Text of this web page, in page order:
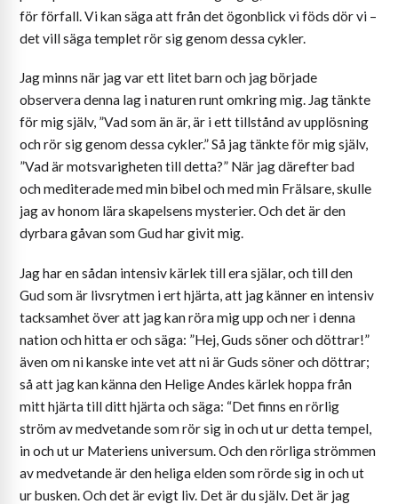
för förfall. Vi kan säga att från det ögonblick vi föds dör vi –
det vill säga templet rör sig genom dessa cykler.
Jag minns när jag var ett litet barn och jag började
observera denna lag i naturen runt omkring mig. Jag tänkte
för mig själv, ”Vad som än är, är i ett tillstånd av upplösning
och rör sig genom dessa cykler.” Så jag tänkte för mig själv,
”Vad är motsvarigheten till detta?” När jag därefter bad
och mediterade med min bibel och med min Frälsare, skulle
jag av honom lära skapelsens mysterier. Och det är den
dyrbara gåvan som Gud har givit mig.
Jag har en sådan intensiv kärlek till era själar, och till den
Gud som är livsrytmen i ert hjärta, att jag känner en intensiv
tacksamhet över att jag kan röra mig upp och ner i denna
nation och hitta er och säga: ”Hej, Guds söner och döttrar!”
även om ni kanske inte vet att ni är Guds söner och döttrar;
så att jag kan känna den Helige Andes kärlek hoppa från
mitt hjärta till ditt hjärta och säga: “Det finns en rörlig
ström av medvetande som rör sig in och ut ur detta tempel,
in och ut ur Materiens universum. Och den rörliga strömmen
av medvetande är den heliga elden som rörde sig in och ut
ur busken. Och det är evigt liv. Det är du själv. Det är jag